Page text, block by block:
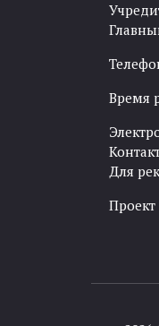
Время
Для
Проект